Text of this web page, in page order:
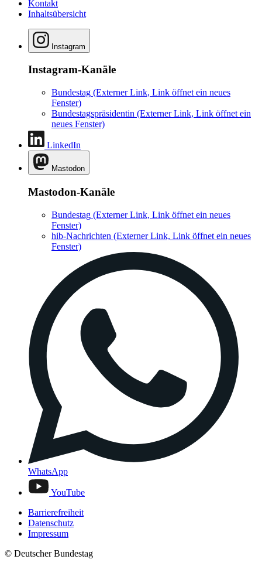
Kontakt
Inhaltsübersicht
Instagram
Instagram-Kanäle
Bundestag (Externer Link, Link öffnet ein neues
Fenster)
Bundestagspräsidentin (Externer Link, Link öffnet ein
neues Fenster)
LinkedIn
Mastodon
Mastodon-Kanäle
Bundestag (Externer Link, Link öffnet ein neues
Fenster)
hib-Nachrichten (Externer Link, Link öffnet ein neues
Fenster)
WhatsApp
YouTube
Barrierefreiheit
Datenschutz
Impressum
© Deutscher Bundestag